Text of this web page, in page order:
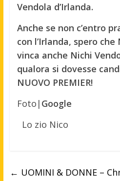
Vendola d’Irlanda.
Anche se non c’entro
con l’Irlanda, spero
vinca anche Nichi
qualora si dovesse
NUOVO PREMIER!
Foto| Google
Lo zio Nico
← UOMINI & DONNE –